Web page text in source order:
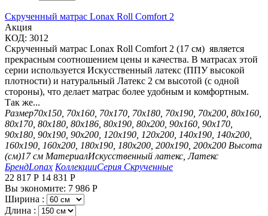
Скрученный матрас Lonax Roll Comfort 2
Aкция
КОД: 3012
Скрученный матрас Lonax Roll Comfort 2 (17 см) является
прекрасным соотношением цены и качества. В матрасах этой
серии используется Искусственный латекс (ППУ высокой
плотности) и натуральный Латекс 2 см высотой (с одной
стороны), что делает матрас более удобным и комфортным.
Так же...
Размер70х150, 70х160, 70х170, 70х180, 70х190, 70х200, 80х160,
80х170, 80х180, 80х186, 80х190, 80х200, 90х160, 90х170,
90х180, 90х190, 90х200, 120х190, 120х200, 140х190, 140х200,
160х190, 160х200, 180х190, 180х200, 200х190, 200х200 Высота
(см)17 см МатериалИскусственный латекс, Латекс
БрендLonax КоллекцииСерия Скрученные
22 817 Р 14 831 Р
Вы экономите: 7 986 Р
Ширина :
Длина :